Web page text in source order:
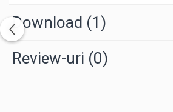
interferența minimă la rețea
Design flexibil
Intrare și ieșire reglabile
Acumulatori încorporati in corpul UPS-ului
Download (1)
Review-uri (0)